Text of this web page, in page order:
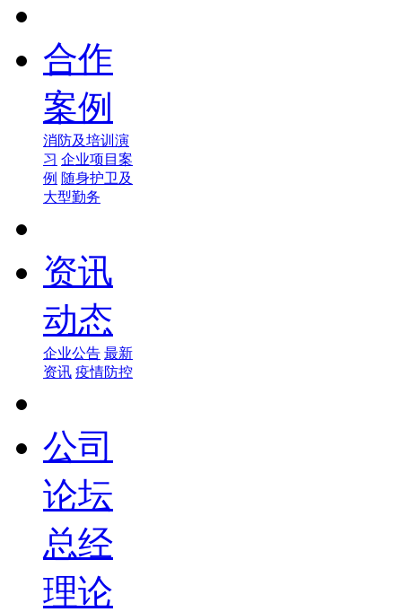
合作
案例
消防及培训演
习 企业项目案
例 随身护卫及
大型勤务
资讯
动态
企业公告 最新
资讯 疫情防控
公司
论坛
总经
理论